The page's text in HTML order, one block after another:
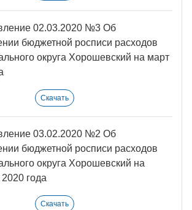
02.03.2020 №3 Об
бюджетной росписи расходов
округа Хорошевский на март
Скачать
03.02.2020 №2 Об
бюджетной росписи расходов
округа Хорошевский на
года
Скачать